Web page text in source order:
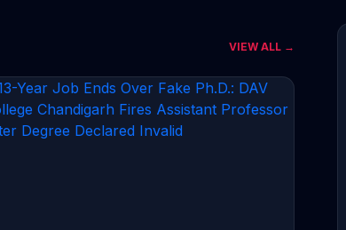
VIEW ALL →